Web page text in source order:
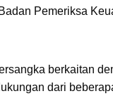
Pemeriksa
berkaitan
dari